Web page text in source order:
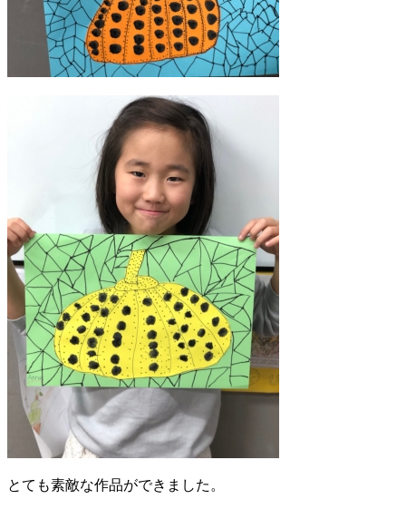
とても素敵な作品ができました。